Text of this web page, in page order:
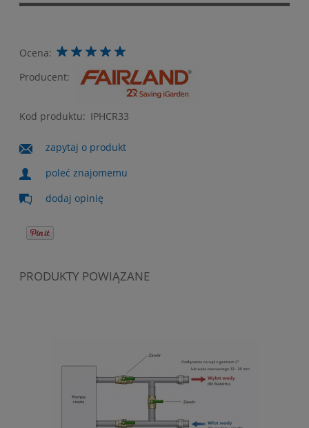
Ocena:
Producent:
Kod produktu: IPHCR33
zapytaj o produkt
poleć znajomemu
dodaj opinię
PRODUKTY POWIĄZANE